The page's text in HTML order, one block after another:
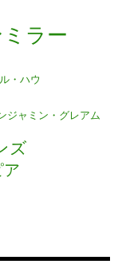
ラー
・ハウ
ジャミン・グレアム
ズ
ア